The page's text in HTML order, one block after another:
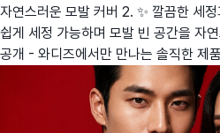
자연스러운 모발 커버 2. ✨ 깔끔한 세
쉽게 세정 가능하며 모발 빈 공간을 자
공개 - 와디즈에서만 만나는 솔직한 제